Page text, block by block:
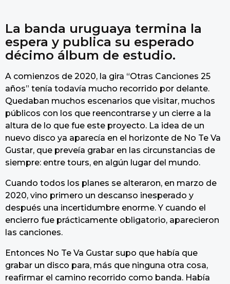
ñ
o
s
a
g
o
g
o
La banda uruguaya termina la
espera y publica su esperado
décimo álbum de estudio.
A comienzos de 2020, la gira “Otras Canciones 25
años” tenía todavía mucho recorrido por delante.
Quedaban muchos escenarios que visitar, muchos
públicos con los que reencontrarse y un cierre a la
altura de lo que fue este proyecto. La idea de un
nuevo disco ya aparecía en el horizonte de No Te Va
Gustar, que preveía grabar en las circunstancias de
siempre: entre tours, en algún lugar del mundo.
Cuando todos los planes se alteraron, en marzo de
2020, vino primero un descanso inesperado y
después una incertidumbre enorme. Y cuando el
encierro fue prácticamente obligatorio, aparecieron
las canciones.
Entonces No Te Va Gustar supo que había que
grabar un disco para, más que ninguna otra cosa,
reafirmar el camino recorrido como banda. Había